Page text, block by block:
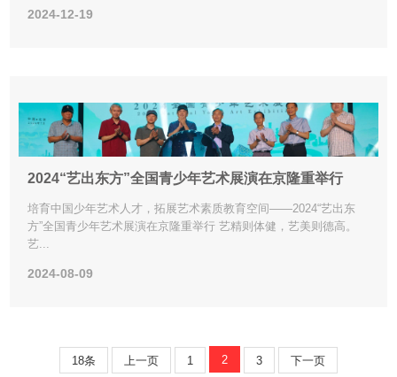
2024-12-19
2024“艺出东方”全国青少年艺术展演在京隆重举行
培育中国少年艺术人才，拓展艺术素质教育空间——2024“艺出东
方”全国青少年艺术展演在京隆重举行 艺精则体健，艺美则德高。
艺...
2024-08-09
18条 上一页 1 2 3 下一页